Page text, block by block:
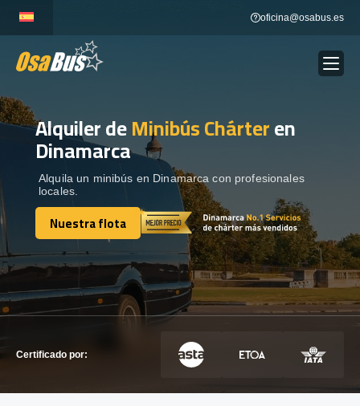
content
oficina@osabus.es
ALQUILER DE AUTOCARES Show dropdown
DESTINOS
RECORRIDAS Show dropdown
Alquiler deMinibús Chárteren
Dinamarca
Alquila un minibús en Dinamarca con profesionales
locales.
Nuestra flota
Nuestra flota
Certificado por: